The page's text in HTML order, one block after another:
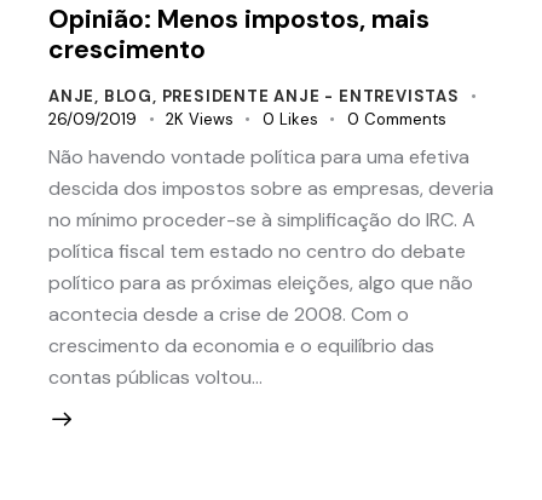
Opinião: Menos impostos, mais
crescimento
ANJE, BLOG, PRESIDENTE ANJE - ENTREVISTAS
26/09/2019
2K Views 0 Likes 0 Comments
Não havendo vontade política para uma efetiva
descida dos impostos sobre as empresas, deveria
no mínimo proceder-se à simplificação do IRC. A
política fiscal tem estado no centro do debate
político para as próximas eleições, algo que não
acontecia desde a crise de 2008. Com o
crescimento da economia e o equilíbrio das
contas públicas voltou…